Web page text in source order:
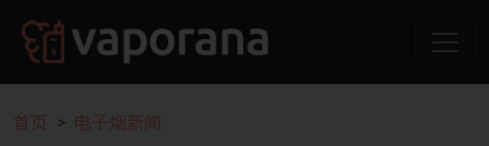
首页 电子烟新闻